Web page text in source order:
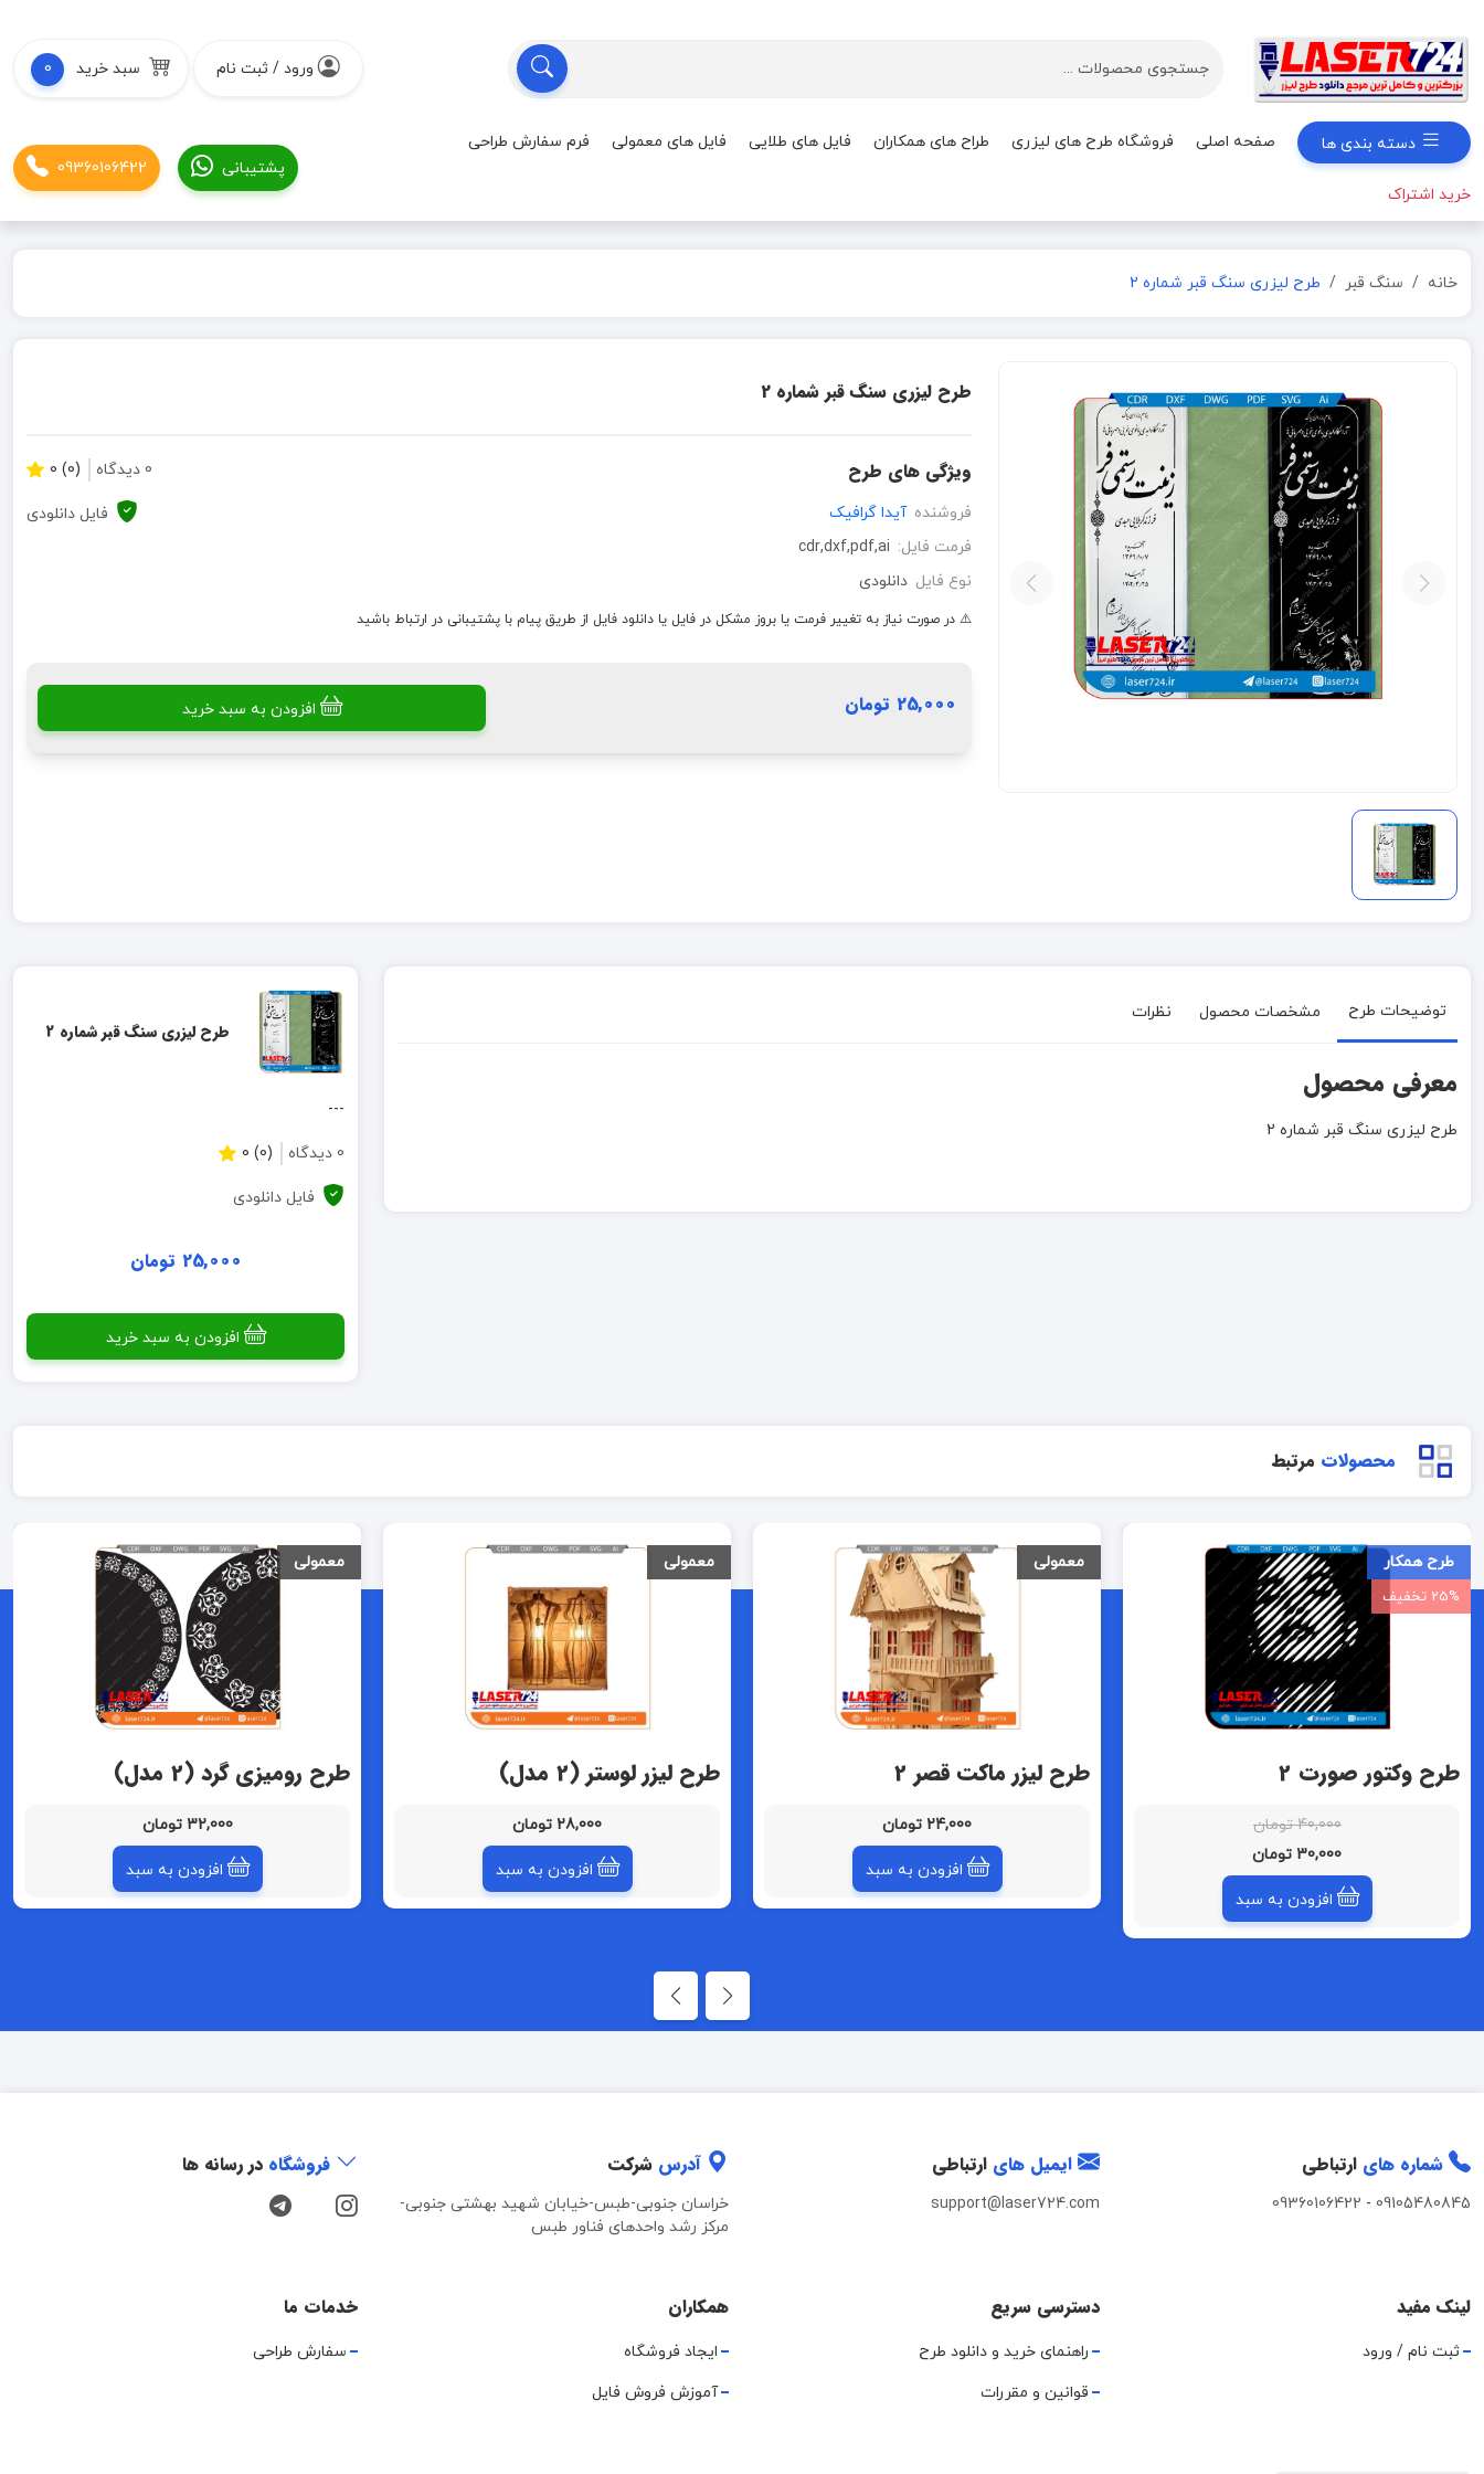
ورود / ثبت نام سبد خرید 0
دسته بندی ها صفحه اصلی فروشگاه طرح های لیزری طراح های همکاران فایل های طلایی فایل های معمولی فرم سفارش طراحی
خرید اشتراک
پشتیبانی 09360106422
خانه سنگ قبر طرح لیزری سنگ قبر شماره 2
طرح لیزری سنگ قبر شماره 2
ویژگی های طرح
فروشنده آیدا گرافیک
فرمت فایل: cdr,dxf,pdf,ai
نوع فایل دانلودی
0 دیدگاه (0) 0
فایل دانلودی
⚠️ در صورت نیاز به تغییر فرمت یا بروز مشکل در فایل یا دانلود فایل از طریق پیام با پشتیبانی در ارتباط باشید
25,000 تومان افزودن به سبد خرید
توضیحات طرح مشخصات محصول نظرات
معرفی محصول
طرح لیزری سنگ قبر شماره 2
طرح لیزری سنگ قبر شماره 2
---
0 دیدگاه (0) 0
فایل دانلودی
25,000 تومان
افزودن به سبد خرید
محصولات مرتبط
طرح همکار
25% تخفیف
طرح وکتور صورت 2
40,000 تومان
30,000 تومان
افزودن به سبد
معمولی
طرح لیزر ماکت قصر 2
24,000 تومان
افزودن به سبد
معمولی
طرح لیزر لوستر (2 مدل)
28,000 تومان
افزودن به سبد
معمولی
طرح رومیزی گرد (2 مدل)
32,000 تومان
افزودن به سبد
شماره های ارتباطی
09105480845
-
09360106422
ایمیل های ارتباطی
support@laser724.com
آدرس شرکت
خراسان جنوبی-طبس-خیابان شهید بهشتی جنوبی-
مرکز رشد واحدهای فناور طبس
فروشگاه در رسانه ها
لینک مفید
ثبت نام / ورود
دسترسی سریع
راهنمای خرید و دانلود طرح
قوانین و مقررات
همکاران
ایجاد فروشگاه
آموزش فروش فایل
خدمات ما
سفارش طراحی